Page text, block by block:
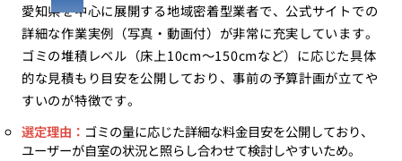
愛知県を中心に展開する地域密着型業者で、公式サイトでの
詳細な作業実例（写真・動画付）が非常に充実しています。
ゴミの堆積レベル（床上10cm〜150cmなど）に応じた具体
的な見積もり目安を公開しており、事前の予算計画が立てや
すいのが特徴です。
選定理由： ゴミの量に応じた詳細な料金目安を公開しており、
ユーザーが自室の状況と照らし合わせて検討しやすいため。